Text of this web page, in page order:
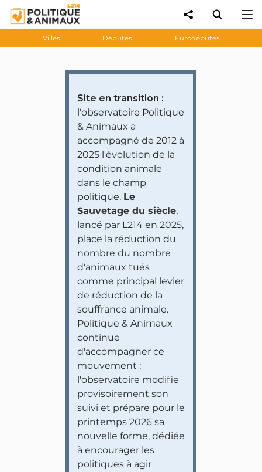
Villes Députés Eurodéputés
Site en transition :
l'observatoire Politique
& Animaux a
accompagné de 2012 à
2025 l'évolution de la
condition animale
dans le champ
politique. Le
Sauvetage du siècle,
lancé par L214 en 2025,
place la réduction du
nombre du nombre
d'animaux tués
comme principal levier
de réduction de la
souffrance animale.
Politique & Animaux
continue
d'accompagner ce
mouvement :
l'observatoire modifie
provisoirement son
suivi et prépare pour le
printemps 2026 sa
nouvelle forme, dédiée
à encourager les
politiques à agir